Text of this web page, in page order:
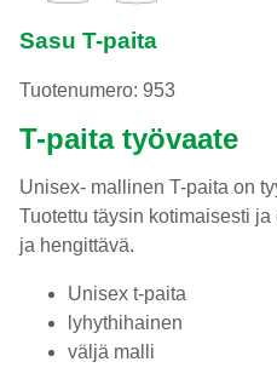
Sasu T-paita
Tuotenumero: 953
T-paita työvaate
Unisex- mallinen T-paita on
Tuotettu täysin kotimaisesti
ja hengittävä.
Unisex t-paita
lyhythihainen
väljä malli